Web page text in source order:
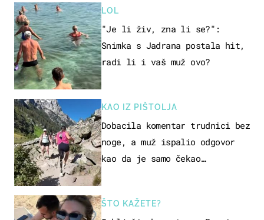
LOL
"Je li živ, zna li se?":
Snimka s Jadrana postala hit,
radi li i vaš muž ovo?
KAO IZ PIŠTOLJA
Dobacila komentar trudnici bez
noge, a muž ispalio odgovor
kao da je samo čekao…
ŠTO KAŽETE?